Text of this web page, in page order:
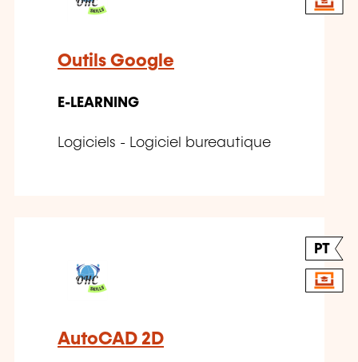
Outils Google
E-LEARNING
Logiciels - Logiciel bureautique
PT
AutoCAD 2D